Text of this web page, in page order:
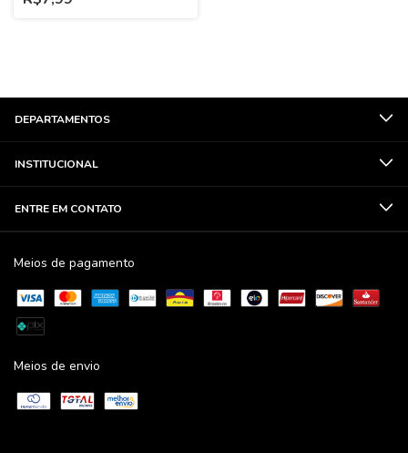
DEPARTAMENTOS
INSTITUCIONAL
ENTRE EM CONTATO
Meios de pagamento
Meios de envio